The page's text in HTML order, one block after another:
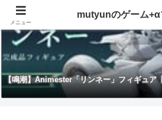
【鳴潮】Animester「リンネー」フィギュア
メニュー
mutyunのゲーム+α